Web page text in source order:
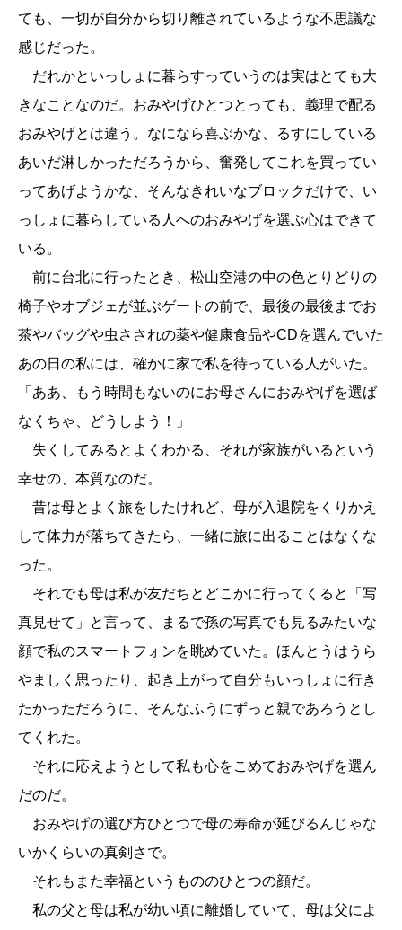
ても、一切が自分から切り離されているような不思議な
感じだった。
だれかといっしょに暮らすっていうのは実はとても大
きなことなのだ。おみやげひとつとっても、義理で配る
おみやげとは違う。なになら喜ぶかな、るすにしている
あいだ淋しかっただろうから、奮発してこれを買ってい
ってあげようかな、そんなきれいなブロックだけで、い
っしょに暮らしている人へのおみやげを選ぶ心はできて
いる。
前に台北に行ったとき、松山空港の中の色とりどりの
椅子やオブジェが並ぶゲートの前で、最後の最後までお
茶やバッグや虫さされの薬や健康食品やCDを選んでいた
あの日の私には、確かに家で私を待っている人がいた。
「ああ、もう時間もないのにお母さんにおみやげを選ば
なくちゃ、どうしよう！」
失くしてみるとよくわかる、それが家族がいるという
幸せの、本質なのだ。
昔は母とよく旅をしたけれど、母が入退院をくりかえ
して体力が落ちてきたら、一緒に旅に出ることはなくな
った。
それでも母は私が友だちとどこかに行ってくると「写
真見せて」と言って、まるで孫の写真でも見るみたいな
顔で私のスマートフォンを眺めていた。ほんとうはうら
やましく思ったり、起き上がって自分もいっしょに行き
たかっただろうに、そんなふうにずっと親であろうとし
てくれた。
それに応えようとして私も心をこめておみやげを選ん
だのだ。
おみやげの選び方ひとつで母の寿命が延びるんじゃな
いかくらいの真剣さで。
それもまた幸福というもののひとつの顔だ。
私の父と母は私が幼い頃に離婚していて、母は父によ